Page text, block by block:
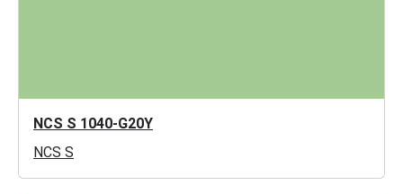
NCS S 1040-G20Y
NCS S